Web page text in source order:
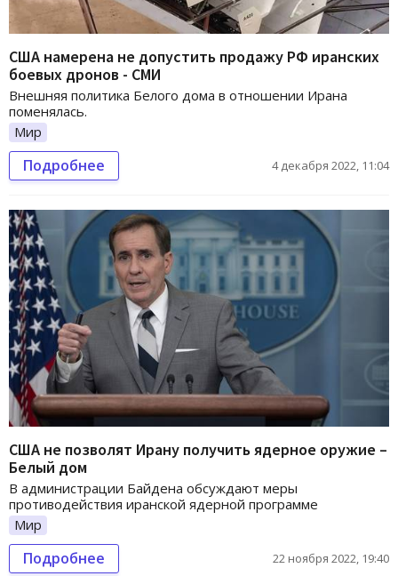
США намерена не допустить продажу РФ иранских
боевых дронов - СМИ
Внешняя политика Белого дома в отношении Ирана
поменялась.
Мир
Подробнее 4 декабря 2022, 11:04
США не позволят Ирану получить ядерное оружие –
Белый дом
В администрации Байдена обсуждают меры
противодействия иранской ядерной программе
Мир
Подробнее 22 ноября 2022, 19:40